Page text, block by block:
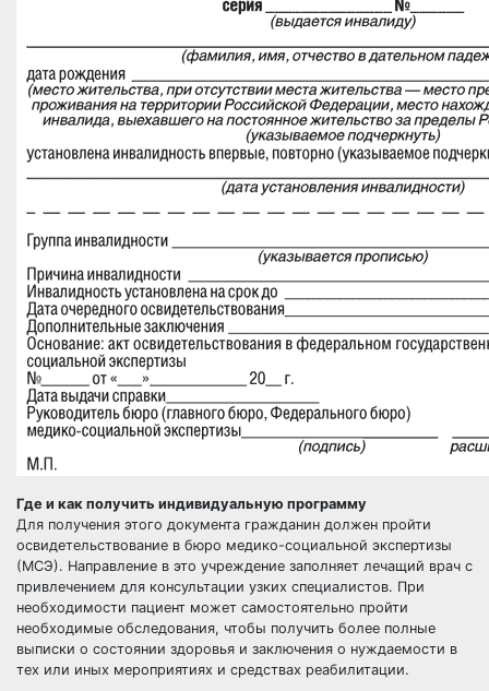
Где и как получить индивидуальную программу
Для получения этого документа гражданин должен пройти
освидетельствование в бюро медико-социальной экспертизы
(МСЭ). Направление в это учреждение заполняет лечащий врач с
привлечением для консультации узких специалистов. При
необходимости пациент может самостоятельно пройти
необходимые обследования, чтобы получить более полные
выписки о состоянии здоровья и заключения о нуждаемости в
тех или иных мероприятиях и средствах реабилитации.